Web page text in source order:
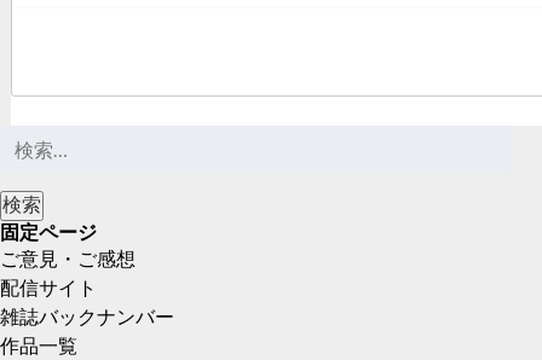
固定ページ
ご意見・ご感想
配信サイト
雑誌バックナンバー
作品一覧